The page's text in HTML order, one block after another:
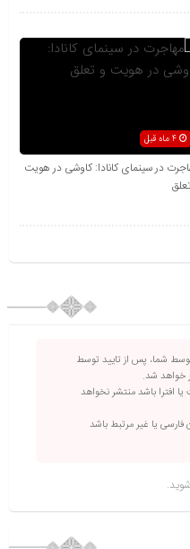
در سینمای کانادا: کاوشی در هویت
شما، پس از تایید توسط
خواهد شد.
افترا باشد منتشر نخواهد
فارسی یا غیر مرتبط باشد
شوید.